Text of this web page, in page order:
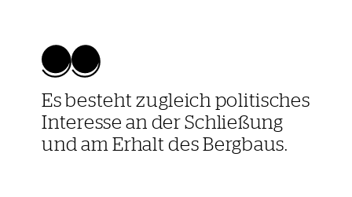
Es besteht zugleich politisches
Interesse an der Schließung
und am Erhalt des Bergbaus.